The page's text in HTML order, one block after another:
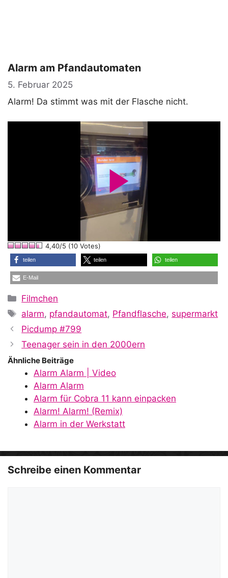
Alarm am Pfandautomaten
5. Februar 2025
Alarm! Da stimmt was mit der Flasche nicht.
P
l
a
y
V
i
d
e
o
4,40/5 (10 Votes)
teilen teilen teilen
E-Mail
Kategorien
Filmchen
Schlagwörter
alarm, pfandautomat, Pfandflasche, supermarkt
Picdump #799
Teenager sein in den 2000ern
Ähnliche Beiträge
Alarm Alarm | Video
Alarm Alarm
Alarm für Cobra 11 kann einpacken
Alarm! Alarm! (Remix)
Alarm in der Werkstatt
Schreibe einen Kommentar